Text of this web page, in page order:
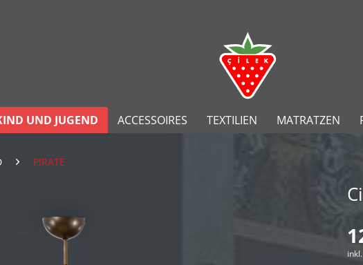
UND JUGEND ACCESSOIRES TEXTILIEN MATRATZEN
PIRATE